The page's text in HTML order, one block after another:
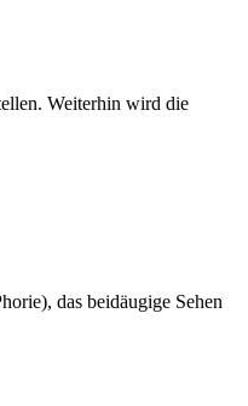
Weiterhin wird die
das beidäugige Sehen